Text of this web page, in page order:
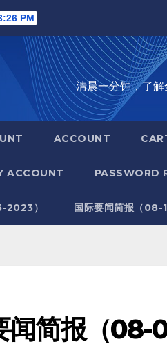
PM
清晨一分钟，了
ACCOUNT
ACCOUNT PASSWORD
2023） 国际要闻简报（08-
闻简报（08-